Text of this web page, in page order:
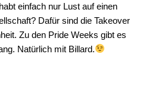
einfach nur Lust auf einen
Dafür sind die Takeover
Zu den Pride Weeks gibt es
Natürlich mit Billard.